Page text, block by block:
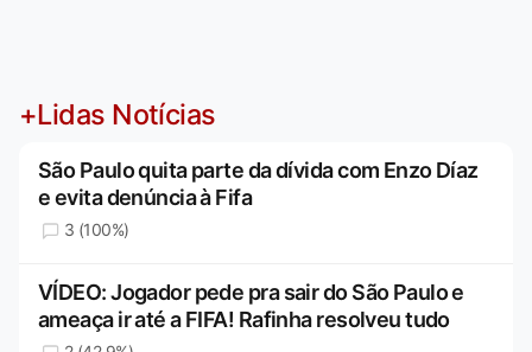
+Lidas Notícias
São Paulo quita parte da dívida com Enzo Díaz
e evita denúncia à Fifa
3 (100%)
VÍDEO: Jogador pede pra sair do São Paulo e
ameaça ir até a FIFA! Rafinha resolveu tudo